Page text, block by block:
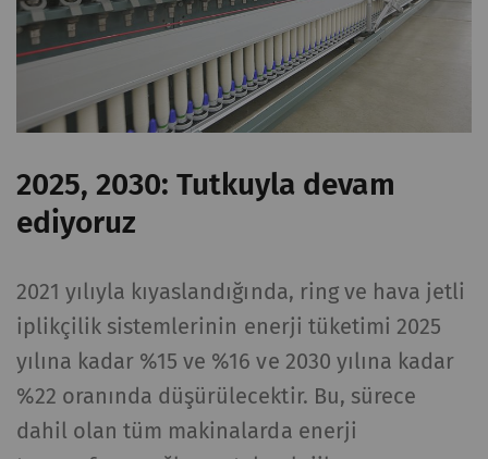
2025, 2030: Tutkuyla devam
ediyoruz
2021 yılıyla kıyaslandığında, ring ve hava jetli
iplikçilik sistemlerinin enerji tüketimi 2025
yılına kadar %15 ve %16 ve 2030 yılına kadar
%22 oranında düşürülecektir. Bu, sürece
dahil olan tüm makinalarda enerji